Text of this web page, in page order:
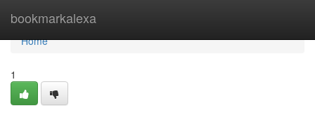
bookmarkalexa
Home
Home
1